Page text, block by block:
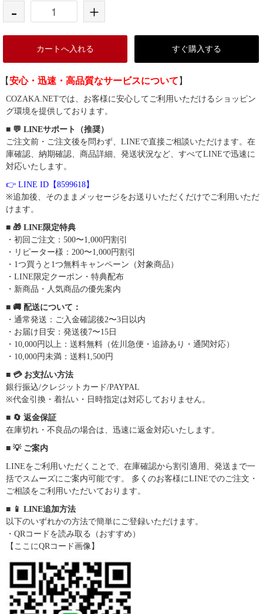
- +
カートへ入れる すぐ購入する
【安心・迅速・高品質なサービスについて 】
COZAKA.NETでは、お客様に安心してご利用いただけるショッピン
グ環境を提供しております。
■ 💬 LINEサポート（推奨）
ご注文前・ご注文後を問わず、LINEで直接ご相談いただけます。在
庫確認、納期確認、商品詳細、発送状況など、すべてLINEで迅速に
対応いたします。
👉 LINE ID【8599618】
※追加後、そのままメッセージをお送りいただくだけでご利用いただ
けます。
■ 🎁 LINE限定特典
・初回ご注文：500〜1,000円割引
・リピーター様：200〜1,000円割引
・1つ買うと1つ無料キャンペーン（対象商品）
・LINE限定クーポン・特典配布
・新商品・人気商品の優先案内
■ 🚚 配送について：
・通常発送：ご入金確認後2〜3日以内
・お届け目安：発送後7〜15日
・10,000円以上：送料無料（佐川急便・追跡あり・通関対応）
・10,000円未満：送料1,500円
■ 💳 お支払い方法
銀行振込/クレジットカード/PAYPAL
※代金引換・着払い・日時指定は対応しておりません。
■ 🔄 返金保証
在庫切れ・不良品の場合は、迅速に返金対応いたします。
■ 💡 ご案内
LINEをご利用いただくことで、在庫確認から割引適用、発送まで一
括でスムーズにご案内可能です。 多くのお客様にLINEでのご注文・
ご相談をご利用いただいております。
■ 📱 LINE追加方法
以下のいずれかの方法で簡単にご登録いただけます。
・QRコードを読み取る（おすすめ）
【ここにQRコード画像】